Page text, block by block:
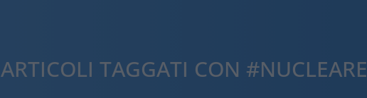
ARTICOLI TAGGATI CON #NUCLEARE